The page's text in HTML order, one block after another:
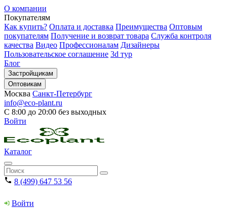
О компании
Покупателям
Как купить? Оплата и доставка Преимущества Оптовым
покупателям Получение и возврат товара Служба контроля
качества Видео Профессионалам Дизайнеры
Пользовательское соглашение 3d тур
Блог
Застройщикам
Оптовикам
Москва Санкт-Петербург
info@eco-plant.ru
С 8:00 до 20:00 без выходных
Войти
Каталог
8 (499) 647 53 56
Войти